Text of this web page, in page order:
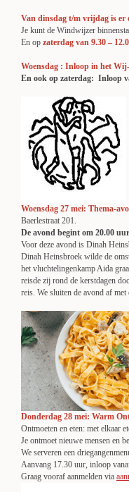
Van dinsdag t/m vrijdag is er
Je kunt de Windwijzer
En op zaterdag van 9.30 –
Woensdag : Inloop in het
En ook op zaterdag: Inloop
Woensdag 27 mei: Thema-
Baerlestraat 201.
De avond begint om 20.00
Voor deze avond is Dinah
Dinah Heinsbroek wilde de
het vluchtelingenkamp Aida
reisde zij rond de kerstdagen
reis. We sluiten de avond af met
Donderdag 28 mei: Warm
Ontmoeten en eten: met elkaar
Je ontmoet nieuwe mensen en
We serveren een
Aanvang 17.30 uur, inloop
Graag vooraf aanmelden via